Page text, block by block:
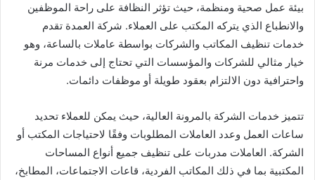
بيئة عمل صحية ومنظمة، حيث تؤثر النظافة على راحة الموظفين
والانطباع الذي يتركه المكتب على العملاء. شركة العمدة تقدم
خدمات تنظيف المكاتب والشركات بواسطة عاملات بالساعة، وهو
خيار مثالي للشركات والمؤسسات التي تحتاج إلى خدمات مرنة
واحترافية دون الالتزام بعقود طويلة أو موظفات دائمات.
تتميز خدمات الشركة بالمرونة العالية، حيث يمكن للعملاء تحديد
ساعات العمل وعدد العاملات المطلوبات وفقًا لاحتياجات المكتب أو
الشركة. العاملات مدربات على تنظيف جميع أنواع المساحات
المكتبية بما في ذلك المكاتب الفردية، قاعات الاجتماعات، المطابخ،